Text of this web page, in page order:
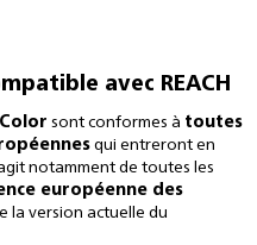
avec REACH
sont conformes à toutes
qui entreront en
notamment de toutes les
européenne des
la version actuelle du